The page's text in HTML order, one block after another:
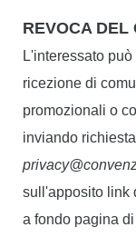
REVOCA DEL
L'interessato
ricezione di
promozionali o
inviando
sull'apposito link
a fondo pagina